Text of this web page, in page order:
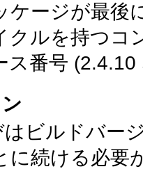
ケージが最後
クルを持つコ
ス番号 (2.4.10
ビルドバー
に続ける必要